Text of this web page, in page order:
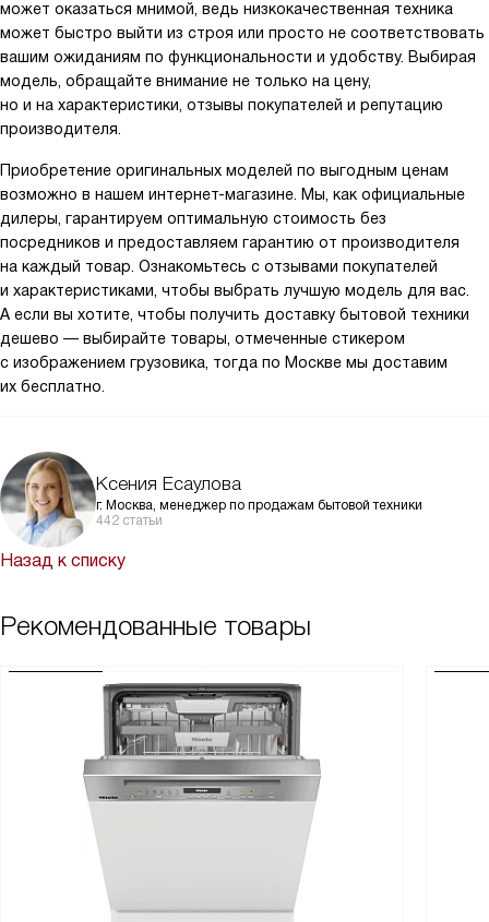
может оказаться мнимой, ведь низкокачественная техника
может быстро выйти из строя или просто не соответствовать
вашим ожиданиям по функциональности и удобству. Выбирая
модель, обращайте внимание не только на цену,
но и на характеристики, отзывы покупателей и репутацию
производителя.
Приобретение оригинальных моделей по выгодным ценам
возможно в нашем интернет-магазине. Мы, как официальные
дилеры, гарантируем оптимальную стоимость без
посредников и предоставляем гарантию от производителя
на каждый товар. Ознакомьтесь с отзывами покупателей
и характеристиками, чтобы выбрать лучшую модель для вас.
А если вы хотите, чтобы получить доставку бытовой техники
дешево — выбирайте товары, отмеченные стикером
с изображением грузовика, тогда по Москве мы доставим
их бесплатно.
Ксения Есаулова
г. Москва, менеджер по продажам бытовой техники
442 статьи
Назад к списку
Рекомендованные товары